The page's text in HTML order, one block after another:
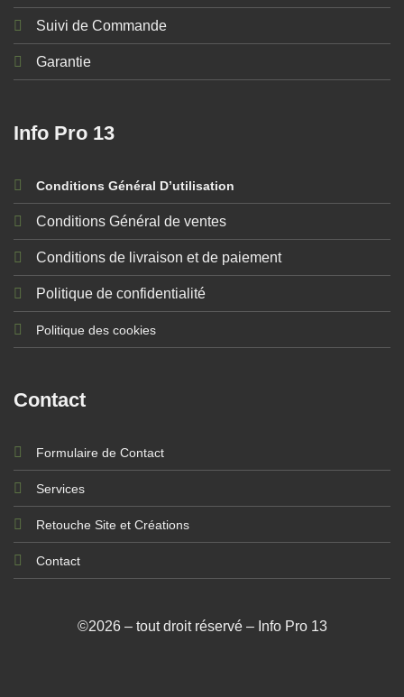
Suivi de Commande
Garantie
Info Pro 13
Conditions Général D’utilisation
Conditions Général de ventes
Conditions de livraison et de paiement
Politique de confidentialité
Politique des cookies
Contact
Formulaire de Contact
Services
Retouche Site et Créations
Contact
©2026 – tout droit réservé – Info Pro 13